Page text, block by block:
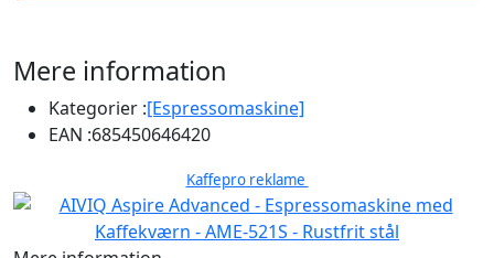
Mere information
Kategorier :[Espressomaskine]
EAN :685450646420
Kaffepro reklame